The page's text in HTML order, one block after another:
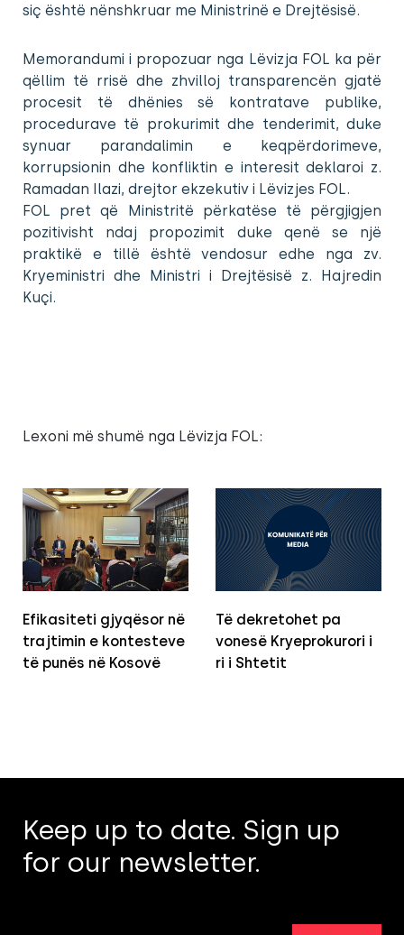
siç është nënshkruar me Ministrinë e Drejtësisë.
Memorandumi i propozuar nga Lëvizja FOL ka për
qëllim të rrisë dhe zhvilloj transparencën gjatë
procesit të dhënies së kontratave publike,
procedurave të prokurimit dhe tenderimit, duke
synuar parandalimin e keqpërdorimeve,
korrupsionin dhe konfliktin e interesit deklaroi z.
Ramadan Ilazi, drejtor ekzekutiv i Lëvizjes FOL.
FOL pret që Ministritë përkatëse të përgjigjen
pozitivisht ndaj propozimit duke qenë se një
praktikë e tillë është vendosur edhe nga zv.
Kryeministri dhe Ministri i Drejtësisë z. Hajredin
Kuçi.
Lexoni më shumë nga Lëvizja FOL:
Efikasiteti gjyqësor në
trajtimin e kontesteve
të punës në Kosovë
Të dekretohet pa
vonesë Kryeprokurori i
ri i Shtetit
Keep up to date. Sign up
for our newsletter.